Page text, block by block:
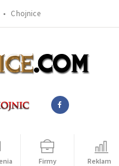
• Chojnice
Firmy Reklama